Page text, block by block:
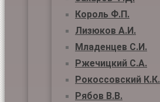
Король Ф.П.
Лизюков А.И.
Младенцев С.И.
Ржечицкий С.А.
Рокоссовский К.К.
Рябов В.В.